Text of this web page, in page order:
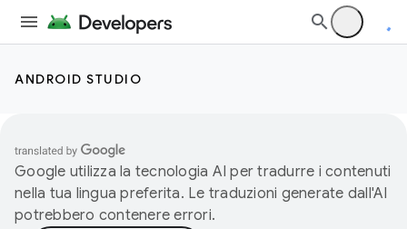
ANDROID STUDIO
Google utilizza la tecnologia AI per tradurre i contenuti
nella tua lingua preferita. Le traduzioni generate dall'AI
potrebbero contenere errori.